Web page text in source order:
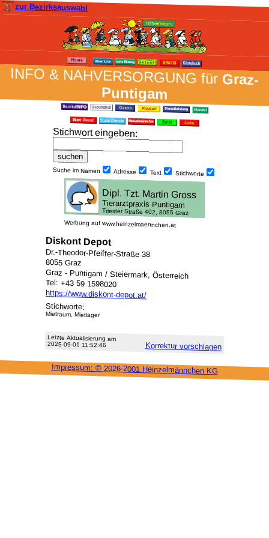
zur Bezirksauswahl
INFO & NAH­VER­SORG­UNG fürGraz-
Puntigam
Stich­wort ein­geben:
Suche im Namen Adresse Text Stich­worte
Werbung auf www.heinzelmaennchen.at
Diskont Depot
Dr.-Theodor-Pfeiffer-Straße 38
8055 Graz
Graz - Puntigam / Steiermark, Österreich
Tel: +43 59 1598020
https://www.diskont-depot.at/
Stichworte:
Mietraum, Mietlager
Letzte Aktu­alisie­rung am
2025-09-01 11:52:46 Korrektur vor­schlagen
Impressum: © 2026-2001 Heinzel­männchen KG